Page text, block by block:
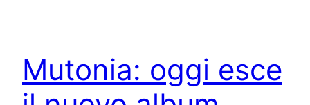
Mutonia: oggi esce